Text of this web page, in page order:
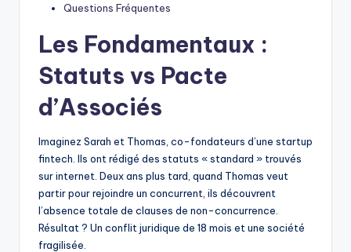
Questions Fréquentes
Les Fondamentaux :
Statuts vs Pacte
d’Associés
Imaginez Sarah et Thomas, co-fondateurs d’une startup
fintech. Ils ont rédigé des statuts « standard » trouvés
sur internet. Deux ans plus tard, quand Thomas veut
partir pour rejoindre un concurrent, ils découvrent
l’absence totale de clauses de non-concurrence.
Résultat ? Un conflit juridique de 18 mois et une société
fragilisée.